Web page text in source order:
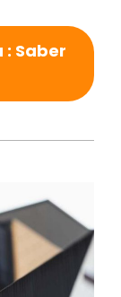
: Saber